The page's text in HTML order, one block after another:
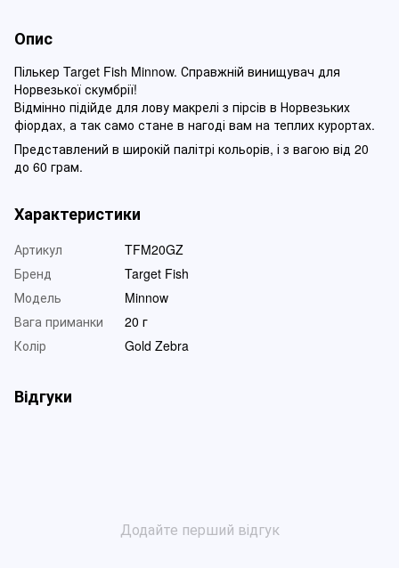
Опис
Пількер Target Fish Minnow. Справжній винищувач для
Норвезької скумбрії!
Відмінно підійде для лову макрелі з пірсів в Норвезьких
фіордах, а так само стане в нагоді вам на теплих курортах.
Представлений в широкій палітрі кольорів, і з вагою від 20
до 60 грам.
Характеристики
Артикул
TFM20GZ
Бренд
Target Fish
Модель
Minnow
Вага приманки
20 г
Колір
Gold Zebra
Відгуки
Додайте перший відгук